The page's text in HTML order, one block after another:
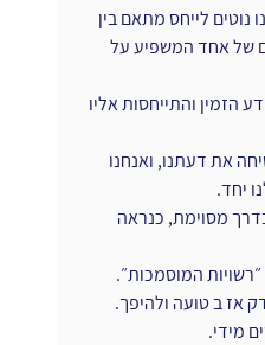
נוטים לייחס מתאם בין
של אחד המשפיע על
הזמין והתייחסות אליו
את דעתנו, ואנחנו
יחד.
מסוימת, כנראה
המוסמכות״.
אז ב טועה ולהיפך.
מידי.